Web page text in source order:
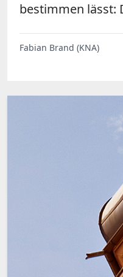
bestimmen lässt:
Fabian Brand (KNA)